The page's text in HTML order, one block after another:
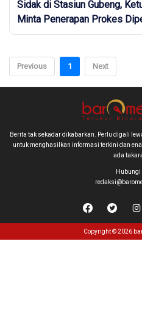
Sidak di Stasiun Gubeng,
Minta Penerapan Prokes
Previous 1 Next
Berita tak sekadar dikabarkan. Perlu digali
untuk menghasilkan informasi terkini dan
ada
Hubungi
Copyright © 2026